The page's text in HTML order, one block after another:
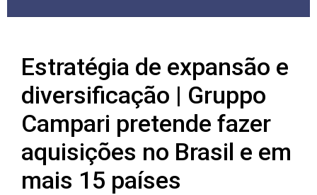
CONSULTORIA
ASSUNTOS
PUBLICAÇÕES
CONTATOS
Estratégia de expansão e
diversificação | Gruppo
Campari pretende fazer
aquisições no Brasil e em
mais 15 países